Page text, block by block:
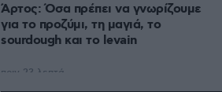
Άρτος: Όσα πρέπει να γνωρίζουμε
για το προζύμι, τη μαγιά, το
sourdough και το levain